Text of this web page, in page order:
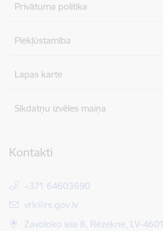
Privātuma politika
Piekļūstamība
Lapas karte
Sīkdatņu izvēles maiņa
Kontakti
+371 64603690
E-pasts:
vrk@rs.gov.lv
Zavoloko iela 8, Rēzekne, LV-4601